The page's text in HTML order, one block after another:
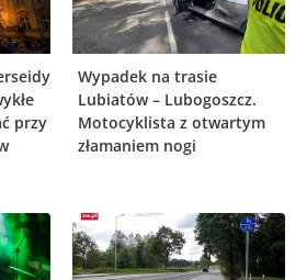
przy
Wypadek na trasie
Lubiatów – Lubogoszcz.
Motocyklista z otwartym
złamaniem nogi